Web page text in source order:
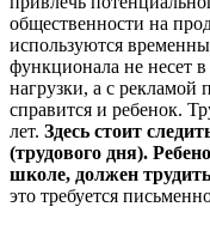
общественности на
используются
функционала не несет
нагрузки, а с рекламой
справится и ребенок.
лет. Здесь стоит
(трудового дня).
школе, должен
это требуется